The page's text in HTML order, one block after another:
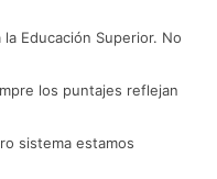
Educación Superior. No
los puntajes reflejan
sistema estamos